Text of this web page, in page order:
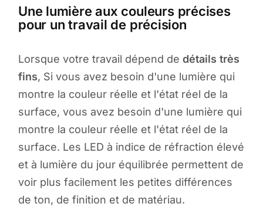
Une lumière aux couleurs précises
pour un travail de précision
Lorsque votre travail dépend de détails très
fins, Si vous avez besoin d'une lumière qui
montre la couleur réelle et l'état réel de la
surface, vous avez besoin d'une lumière qui
montre la couleur réelle et l'état réel de la
surface. Les LED à indice de réfraction élevé
et à lumière du jour équilibrée permettent de
voir plus facilement les petites différences
de ton, de finition et de matériau.